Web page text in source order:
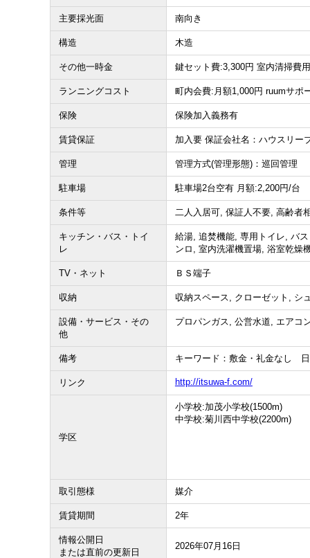
主要採光面 南向き
構造 木造
その他一時金 鍵セット費:3,300円 室内清掃費
ランニングコスト 町内会費:月額1,000円 ruumサポ
保険 保険加入義務有
賃貸保証 加入要 保証会社名：ハウスリー
管理 管理方式(管理形態)：巡回管理
駐車場 駐車場2台空有 月額:2,200円/台
条件等 二人入居可, 保証人不要, 高齢者
キッチン・バス・トイ
レ
給湯, 追焚機能, 専用トイレ, バ
ンロ, 室内洗濯機置場, 浴室乾燥
TV・ネット ＢＳ端子
収納 収納スペース, クローゼット, シ
設備・サービス・その
他
プロパンガス, 公営水道, エアコ
備考 キーワード：敷金・礼金なし
リンク http://itsuwa-f.com/
学区
小学校:加茂小学校(1500m)
中学校:菊川西中学校(2200m)
取引態様 媒介
賃貸期間 2年
情報公開日
または直前の更新日
2026年07月16日